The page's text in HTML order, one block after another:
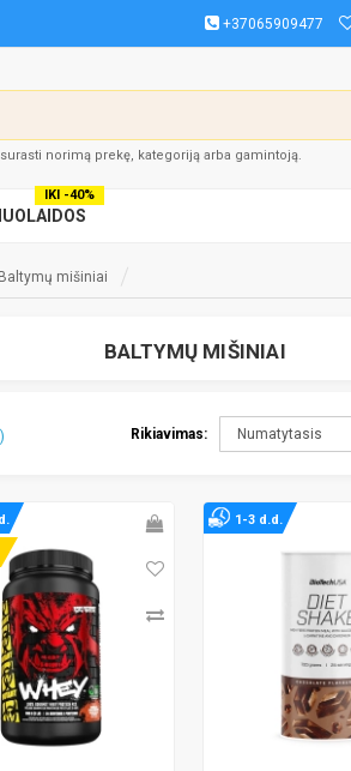
+37065909477
norimą prekę, kategoriją arba gamintoją.
IKI -40%
Baltymų mišiniai
BALTYMŲ MIŠINIAI
Rikiavimas:
1-3 d.d.